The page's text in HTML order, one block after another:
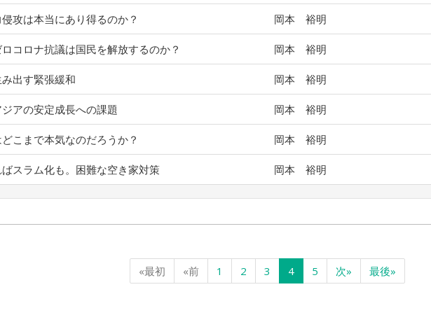
攻は本当にあり得るのか？ 岡本 裕明
コロナ抗議は国民を解放するのか？ 岡本 裕明
出す緊張緩和 岡本 裕明
アの安定成長への課題 岡本 裕明
こまで本気なのだろうか？ 岡本 裕明
スラム化も。困難な空き家対策 岡本 裕明
«最初 «前 1 2 3 4 5 次» 最後»